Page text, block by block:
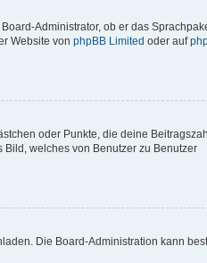
Administrator, ob er das
Website von phpBB Limited oder auf
oder Punkte, die deine
welches von Benutzer zu Benutzer
Die Board-Administration kann